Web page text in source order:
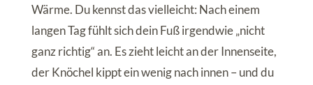
Wärme. Du kennst das vielleicht: Nach einem
langen Tag fühlt sich dein Fuß irgendwie „nicht
ganz richtig“ an. Es zieht leicht an der Innenseite,
der Knöchel kippt ein wenig nach innen – und du